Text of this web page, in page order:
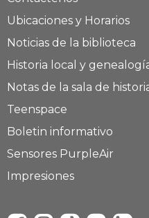
Ubicaciones y Horarios
Noticias de la biblioteca
Historia local y
Notas de la sala de
Teenspace
Boletin informativo
Sensores PurpleAir
Impresiones